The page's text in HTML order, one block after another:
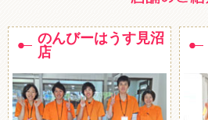
のんびーはうす見沼
店